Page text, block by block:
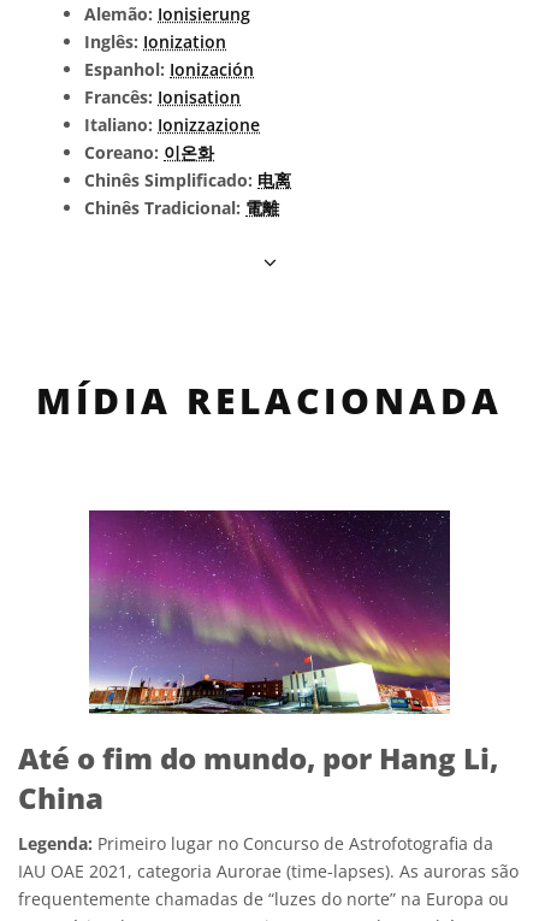
Alemão: Ionisierung
Inglês: Ionization
Espanhol: Ionización
Francês: Ionisation
Italiano: Ionizzazione
Coreano: 이온화
Chinês Simplificado: 电离
Chinês Tradicional: 電離
MÍDIA RELACIONADA
Até o fim do mundo, por Hang Li,
China
Legenda: Primeiro lugar no Concurso de Astrofotografia da
IAU OAE 2021, categoria Aurorae (time-lapses). As auroras são
frequentemente chamadas de “luzes do norte” na Europa ou